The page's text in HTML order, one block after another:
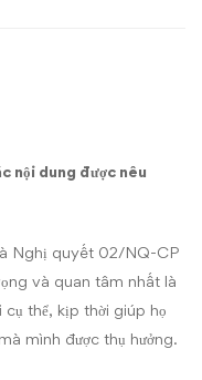
nội dung được nêu
Nghị quyết 02/NQ-CP
và quan tâm nhất là
cụ thể, kịp thời giúp họ
mình được thụ hưởng.